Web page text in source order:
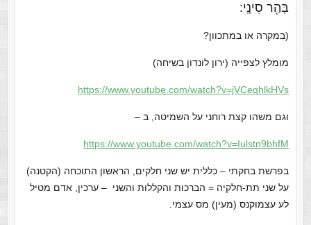
בְּהַ֖ר סִינָֽי:
(במקרה או במתכוון?
מומלץ לצפייה (ירון לונדון בשיחה)
https://www.youtube.com/watch?v=jVCeqhlkHVs
וגם משהו קצת רוחני על השמיטה, ב –
https://www.youtube.com/watch?v=Iulstn9bhfM
בפרשת בחקתי – כללית יש שני חלקים, הראשון התוכחה (הקטנה)
על שני תת-חלקיה = הברכות והקללות והשני – ערכין, אדם מטיל
לע עצמוקנס (מעין) מס עצמי.